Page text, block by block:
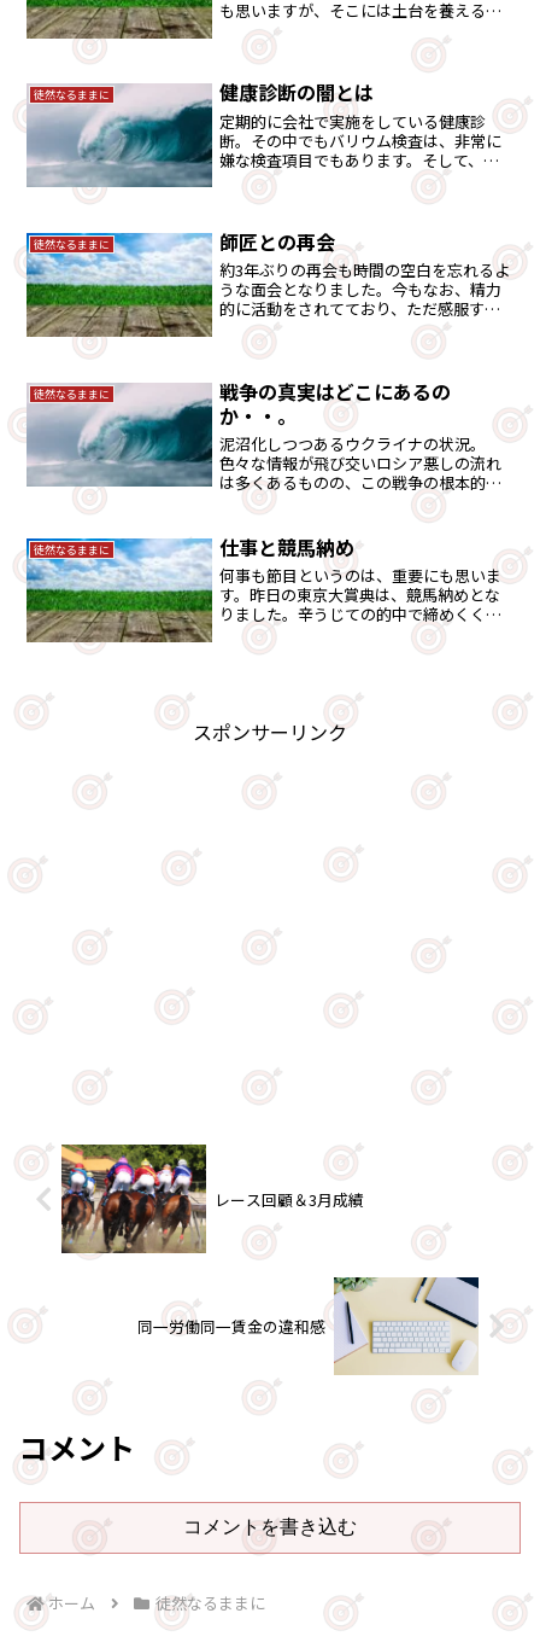
も思いますが、そこには土台を養える部
分が有ると思います。
徒然なるままに 健康診断の闇とは
定期的に会社で実施をしている健康診
断。その中でもバリウム検査は、非常に
嫌な検査項目でもあります。そして、こ
の検査には闇の部分が見え隠れしている
徒然なるままに 師匠との再会
約3年ぶりの再会も時間の空白を忘れるよ
うな面会となりました。今もなお、精力
的に活動をされてており、ただ感服する
想いでもありました。
徒然なるままに
戦争の真実はどこにあるの
か・・。
泥沼化しつつあるウクライナの状況。
色々な情報が飛び交いロシア悪しの流れ
は多くあるものの、この戦争の根本的な
問題はどこにあるのでしょうか。考察し
徒然なるままに 仕事と競馬納め
何事も節目というのは、重要にも思いま
す。昨日の東京大賞典は、競馬納めとな
りました。辛うじての的中で締めくくれ
ました。また、仕事納めも昨日でした。
スポンサーリンク
レース回顧＆3月成績
同一労働同一賃金の違和感
コメント
コメントを書き込む
ホーム 徒然なるままに